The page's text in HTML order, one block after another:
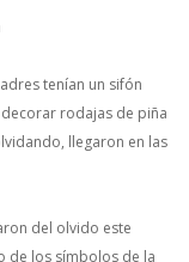
tenían un sifón
rodajas de piña
llegaron en las
del olvido este
de los símbolos de la